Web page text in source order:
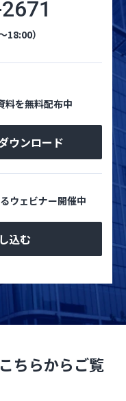
18:00）
料を無料配布中
ウンロード
ウェビナー開催中
込む
ちらからご覧